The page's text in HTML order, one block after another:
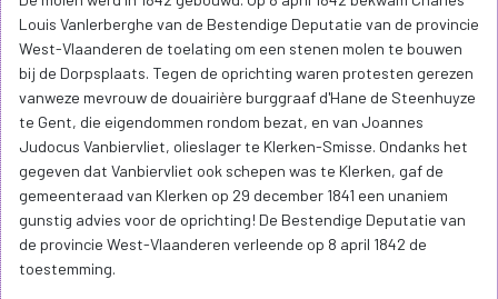
Louis Vanlerberghe van de Bestendige Deputatie van de provincie
West-Vlaanderen de toelating om een stenen molen te bouwen
bij de Dorpsplaats. Tegen de oprichting waren protesten gerezen
vanweze mevrouw de douairière burggraaf d'Hane de Steenhuyze
te Gent, die eigendommen rondom bezat, en van Joannes
Judocus Vanbiervliet, olieslager te Klerken-Smisse. Ondanks het
gegeven dat Vanbiervliet ook schepen was te Klerken, gaf de
gemeenteraad van Klerken op 29 december 1841 een unaniem
gunstig advies voor de oprichting! De Bestendige Deputatie van
de provincie West-Vlaanderen verleende op 8 april 1842 de
toestemming.